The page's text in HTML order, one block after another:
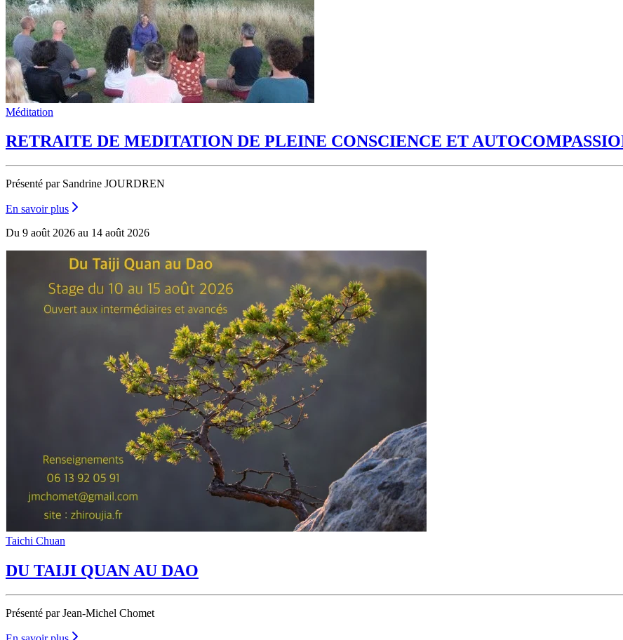
Méditation
RETRAITE DE MEDITATION DE PLEINE CONSCIENCE ET
Présenté par Sandrine JOURDREN
En savoir plus
Du 9 août 2026 au 14 août 2026
Taichi Chuan
DU TAIJI QUAN AU DAO
Présenté par Jean-Michel Chomet